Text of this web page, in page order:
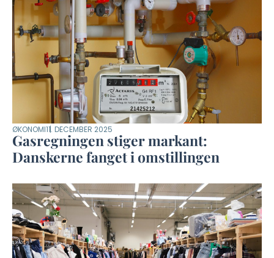
ØKONOMI11. DECEMBER 2025
Gasregningen stiger markant:
Danskerne fanget i omstillingen